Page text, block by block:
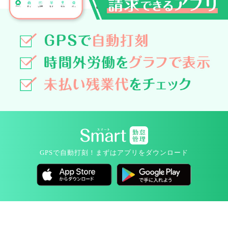
GPSで自動打刻！ まずはアプリをダウンロード